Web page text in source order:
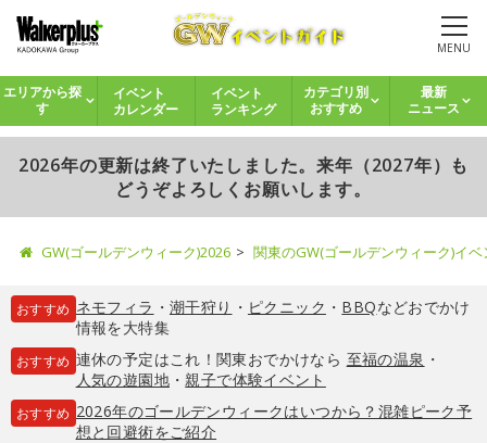
MENU
エリアから探
す
イベント
カレンダー
イベント
ランキング
カテゴリ別
おすすめ
最新
ニュース
2026年の更新は終了いたしました。来年（2027年）も
どうぞよろしくお願いします。
GW(ゴールデンウィーク)2026 関東のGW(ゴールデンウィーク)イ
おすすめ ネモフィラ ・ 潮干狩り ・ ピクニック ・ BBQなどおでかけ
情報を大特集
おすすめ 連休の予定はこれ！関東おでかけなら 至福の温泉 ・
人気の遊園地・親子で体験イベント
おすすめ 2026年のゴールデンウィークはいつから？混雑ピーク予
想と回避術をご紹介